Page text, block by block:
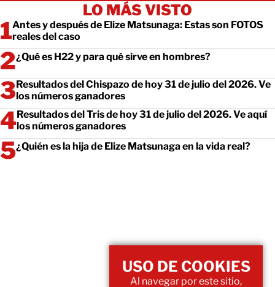
LO MÁS VISTO
Antes y después de Elize Matsunaga: Estas son FOTOS
reales del caso
¿Qué es H22 y para qué sirve en hombres?
Resultados del Chispazo de hoy 31 de julio del 2026. Ve
los números ganadores
Resultados del Tris de hoy 31 de julio del 2026. Ve aquí
los números ganadores
¿Quién es la hija de Elize Matsunaga en la vida real?
USO DE COOKIES
Al navegar por este sitio,